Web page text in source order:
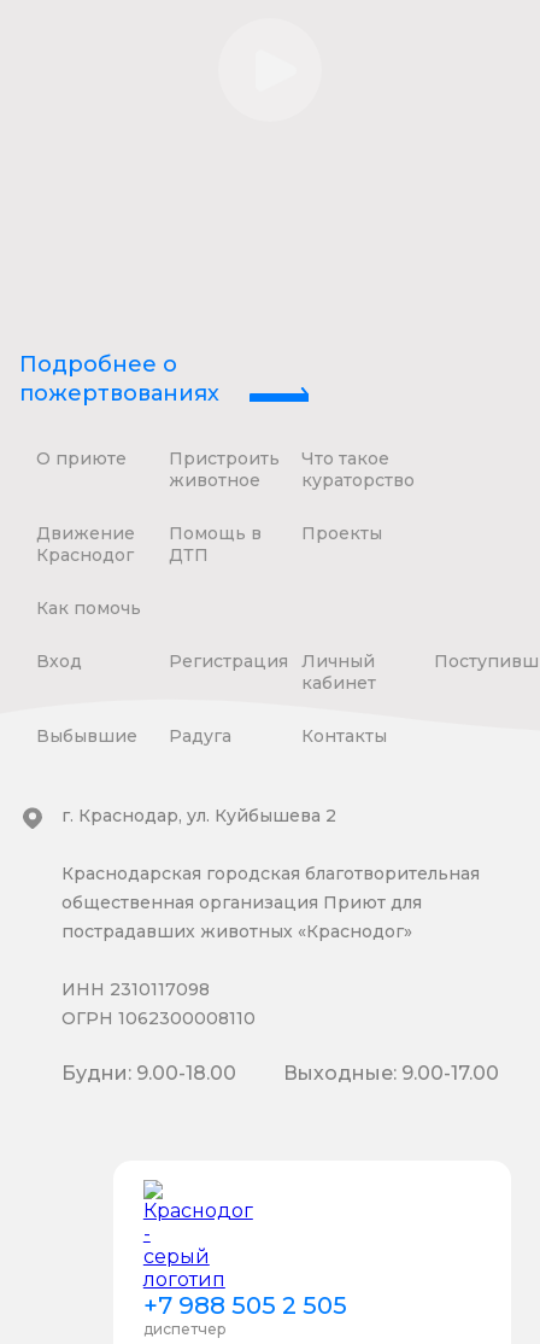
Подробнее о
пожертвованиях
О приюте
Пристроить
животное
Что такое
кураторство
Движение
Краснодог
Помощь в
ДТП
Проекты
Как помочь
Вход Регистрация
Личный
кабинет
Выбывшие Радуга Контакты
+7 988 505 2 505
диспетчер
г. Краснодар, ул. Куйбышева 2
Краснодарская городская благотворительная
общественная организация Приют для
пострадавших животных «Краснодог»
ИНН 2310117098
ОГРН 1062300008110
Будни: 9.00-18.00 Выходные: 9.00-17.00